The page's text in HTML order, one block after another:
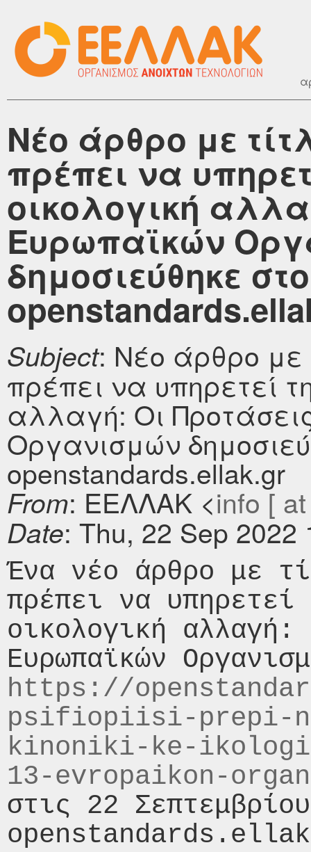
Νέο άρθρο με
πρέπει να
οικολογική
Ευρωπαϊκών
δημοσιεύθηκε στο
Subject: Νέο άρθρο με
πρέπει να υπηρετεί
αλλαγή: Οι
Οργανισμών
openstandards.ellak.gr
From: ΕΕΛΛΑΚ <info [
Date: Thu, 22 Sep 2022
Ένα νέο άρθρο με
πρέπει να
οικολογική
https://
psifiopiisi-
kinoniki-ke-
13-evropaikon-
στις 22